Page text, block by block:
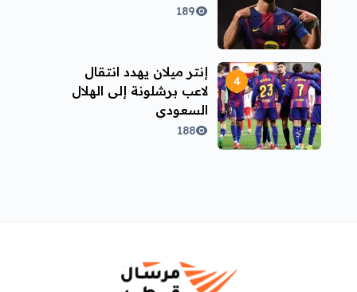
189
إنتر ميلان يهدد انتقال
لاعب برشلونة إلى الهلال
السعودي
188